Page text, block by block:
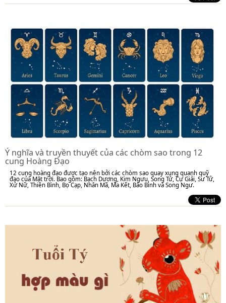
Ý nghĩa và truyền thuyết của các chòm sao trong 12
cung Hoàng Đạo
12 cung hoàng đạo được tạo nên bởi các chòm sao quay xung quanh quỹ
đạo của Mặt trời. Bao gồm: Bạch Dương, Kim Ngưu, Song Tử, Cự Giải, Sư Tử,
Xử Nữ, Thiên Bình, Bọ Cạp, Nhân Mã, Ma Kết, Bảo Bình và Song Ngư.